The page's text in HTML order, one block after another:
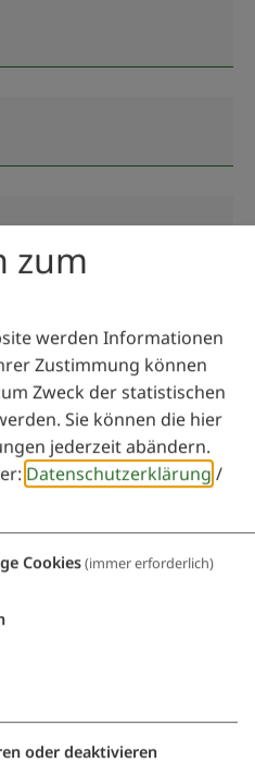
Ihre Adresse verschickt.
zum
werden Informationen
Zustimmung können
Zweck der statistischen
Sie können die hier
jederzeit abändern.
Datenschutzerklärung /
Cookies(immer erforderlich)
oder deaktivieren